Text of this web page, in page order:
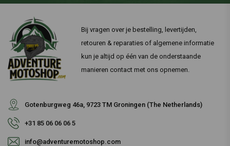
Bij vragen over je bestelling, levertijden,
retouren & reparaties of algemene informatie
kun je altijd op één van de onderstaande
manieren contact met ons opnemen.
Gotenburgweg 46a, 9723 TM Groningen (The Netherlands)
+31 85 06 06 06 5
info@adventuremotoshop.com